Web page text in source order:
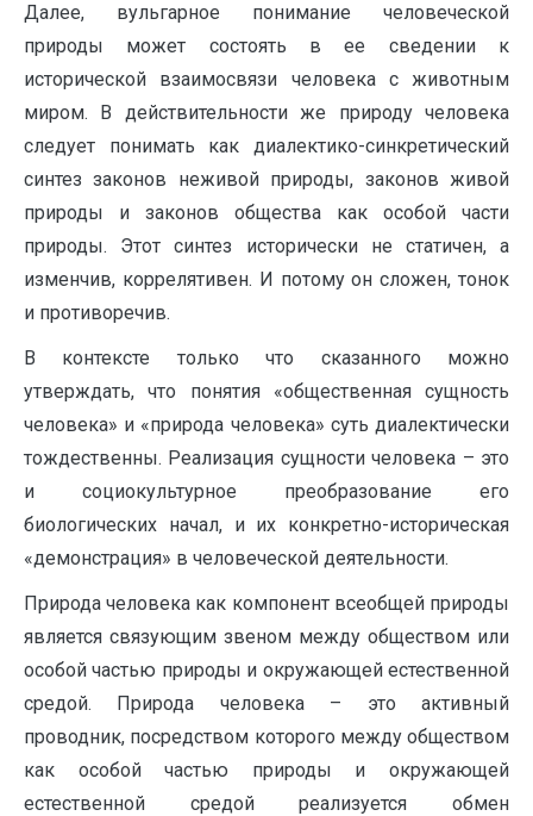
Далее, вульгарное понимание человеческой
природы может состоять в ее сведении к
исторической взаимосвязи человека с животным
миром. В действительности же природу человека
следует понимать как диалектико-синкретический
синтез законов неживой природы, законов живой
природы и законов общества как особой части
природы. Этот синтез исторически не статичен, а
изменчив, коррелятивен. И потому он сложен, тонок
и противоречив.
В контексте только что сказанного можно
утверждать, что понятия «общественная сущность
человека» и «природа человека» суть диалектически
тождественны. Реализация сущности человека – это
и социокультурное преобразование его
биологических начал, и их конкретно-историческая
«демонстрация» в человеческой деятельности.
Природа человека как компонент всеобщей природы
является связующим звеном между обществом или
особой частью природы и окружающей естественной
средой. Природа человека – это активный
проводник, посредством которого между обществом
как особой частью природы и окружающей
естественной средой реализуется обмен